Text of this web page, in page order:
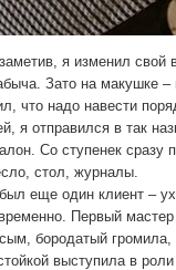
я изменил
Зато на макушке
что надо навести
я отправился в так
Со ступенек сразу
стол, журналы.
еще один клиент –
Первый
бородатый громила,
выступила в